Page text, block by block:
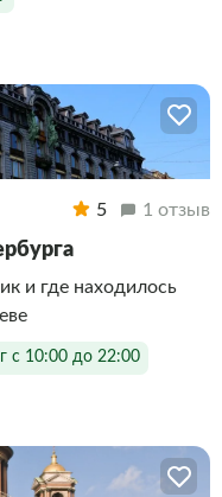
5 1 отзыв
и где находилось
с 10:00 до 22:00